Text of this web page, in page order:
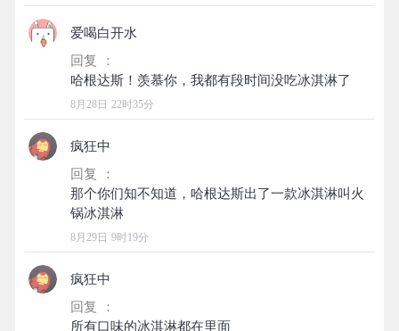
爱喝白开水
回复 ：
8月28日 22时35分
疯狂中
回复 ：
那个你们知不知道，哈根达斯出了一款冰淇淋叫火
8月29日 9时19分
疯狂中
回复 ：